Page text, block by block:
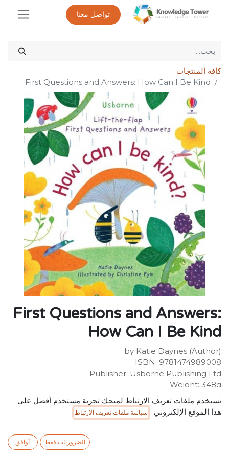
تواصل معنا
كافة المنتجات
First Questions and Answers: How Can I Be Kind
First Questions and Answers:
How Can I Be Kind
by Katie Daynes (Author)
ISBN: 9781474989008
Publisher: Usborne Publishing Ltd
Weight: 348g
Dimensions: 238 x 327 x 15 (mm)
Description:
kindness is so important. A range of questions help
children and their grown-ups to think, and talk, about
نستخدم ملفات تعريف الارتباط لمنحك تجربة مستخدم أفضل على
هذا الموقع الإلكتروني.
سياسة ملفات تعريف الارتباط
الضروريات فقط أوافق